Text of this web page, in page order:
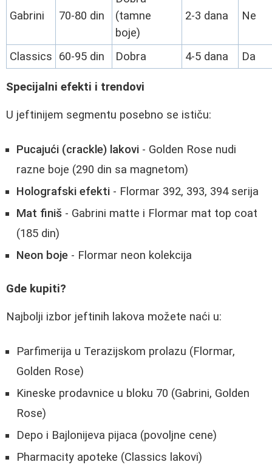
Gabrini 70-80 din
(tamne
boje)
2-3 dana Ne
Classics 60-95 din Dobra 4-5 dana Da
Specijalni efekti i trendovi
U jeftinijem segmentu posebno se ističu:
Pucajući (crackle) lakovi - Golden Rose nudi
razne boje (290 din sa magnetom)
Holografski efekti - Flormar 392, 393, 394 serija
Mat finiš - Gabrini matte i Flormar mat top coat
(185 din)
Neon boje - Flormar neon kolekcija
Gde kupiti?
Najbolji izbor jeftinih lakova možete naći u:
Parfimerija u Terazijskom prolazu (Flormar,
Golden Rose)
Kineske prodavnice u bloku 70 (Gabrini, Golden
Rose)
Depo i Bajlonijeva pijaca (povoljne cene)
Pharmacity apoteke (Classics lakovi)